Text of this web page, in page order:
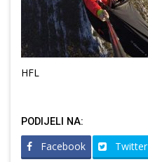
HFL
PODIJELI NA:
Facebook Twitter